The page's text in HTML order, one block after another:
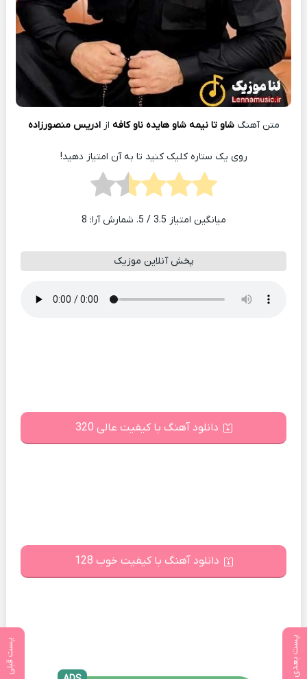
پست بعدی پست قبلی
متن آهنگشاو تا نیمه شاو هایده ناو کافه ازادریس منصورزاده
روی یک ستاره کلیک کنید تا به آن امتیاز دهید!
میانگین امتیاز 3.5 / 5. شمارش آرا: 8
پخش آنلاین موزیک
دانلود آهنگ با کیفیت عالی 320
دانلود آهنگ با کیفیت خوب 128